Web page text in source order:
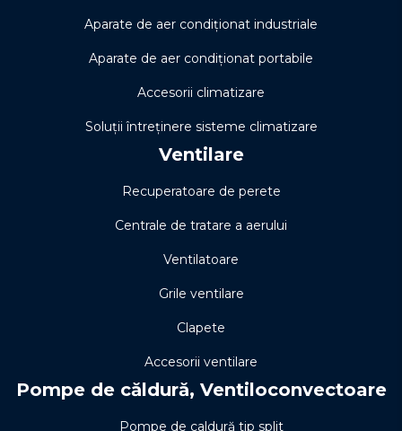
Aparate de aer condiționat industriale
Aparate de aer condiționat portabile
Accesorii climatizare
Soluţii întreţinere sisteme climatizare
Ventilare
Recuperatoare de perete
Centrale de tratare a aerului
Ventilatoare
Grile ventilare
Clapete
Accesorii ventilare
Pompe de căldură, Ventiloconvectoare
Pompe de caldură tip split